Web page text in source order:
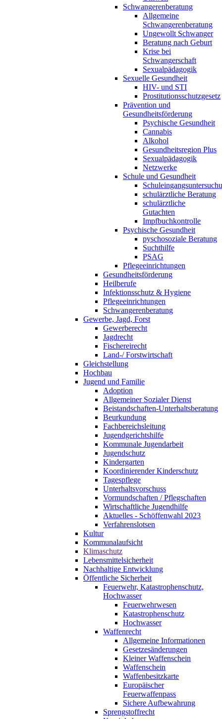
Schwangerenberatung
Allgemeine
Schwangerenberatung
Ungewollt Schwanger
Beratung nach Geburt
Krise bei
Schwangerschaft
Sexualpädagogik
Sexuelle Gesundheit
HIV- und STI
Prostitutionsschutzgesetz
Prävention und
Gesundheitsförderung
Psychische Gesundheit
Cannabis
Alkohol
Gesundheitsregion Plus
Sexualpädagogik
Netzwerke
Schule und Gesundheit
schulärztliche Beratung
schulärztliche
Gutachten
Impfbuchkontrolle
Psychische Gesundheit
pyschosoziale Beratung
Suchthilfe
PSAG
Pflegeeinrichtungen
Gesundheitsförderung
Heilberufe
Infektionsschutz & Hygiene
Pflegeeinrichtungen
Schwangerenberatung
Gewerbe, Jagd, Forst
Gewerberecht
Jagdrecht
Fischereirecht
Land-/ Forstwirtschaft
Gleichstellung
Hochbau
Jugend und Familie
Adoption
Allgemeiner Sozialer Dienst
Beistandschaften-Unterhaltsberatung
Beurkundung
Fachbereichsleitung
Jugendgerichtshilfe
Kommunale Jugendarbeit
Jugendschutz
Kindergarten
Koordinierender Kinderschutz
Tagespflege
Unterhaltsvorschuss
Vormundschaften / Pflegschaften
Wirtschaftliche Jugendhilfe
Aktuelles - Schöffenwahl 2023
Verfahrenslotsen
Kultur
Kommunalaufsicht
Klimaschutz
Lebensmittelsicherheit
Nachhaltige Entwicklung
Öffentliche Sicherheit
Feuerwehr, Katastrophenschutz,
Hochwasser
Feuerwehrwesen
Katastrophenschutz
Hochwasser
Waffenrecht
Allgemeine Informationen
Gesetzesänderungen
Kleiner Waffenschein
Waffenschein
Waffenbesitzkarte
Europäischer
Feuerwaffenpass
Sichere Aufbewahrung
Sprengstoffrecht